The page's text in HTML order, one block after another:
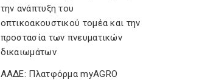
την ανάπτυξη του
οπτικοακουστικού τομέα και την
προστασία των πνευματικών
δικαιωμάτων
ΑΑΔΕ: Πλατφόρμα myAGRO